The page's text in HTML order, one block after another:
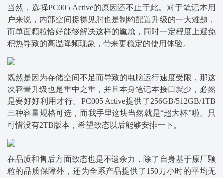
当然，选择PC005 Active的原因还不止于此。对于笔记本用
户来说，内部空间捉襟见肘也是制约配置升级的一大难题，
而单面颗粒恰好能够解决这样的尴尬，同时一定程度上避免
积热导致的高温降频现象，带来更稳定的使用体验。
既然是因为存储空间不足而导致的电脑运行速度受限，那这
次容量升级也是重中之重，并且本身笔记本接口就少，必然
是要好好利用才行。PC005 Active提供了256GB/512GB/1TB
三种容量规格可选，而我手里这块当然就是“超大杯”啦。只
可惜没有2TB版本，希望致态以后能够安排一下。
在品质和售后方面致态也是不遗余力，除了自身基于原厂颗
粒的品质保障外，还为全系产品提供了150万小时的平均无